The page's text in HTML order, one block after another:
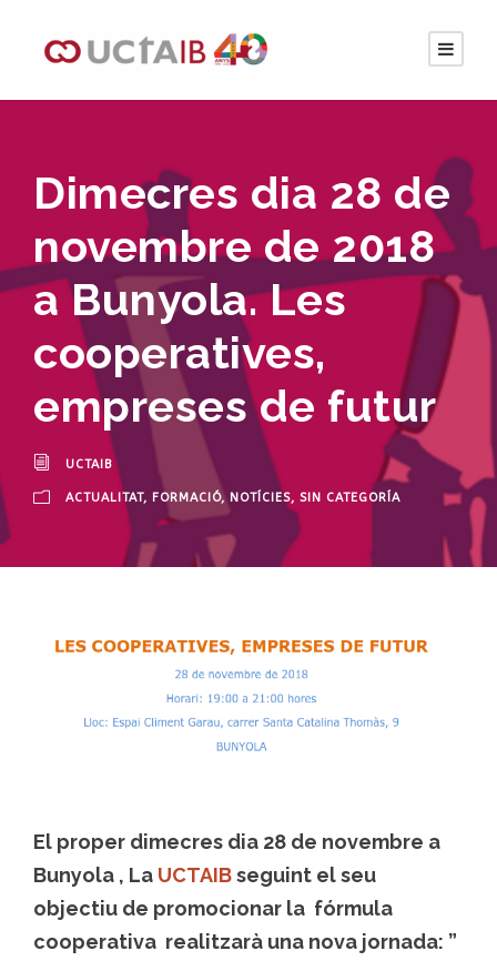
Dimecres dia 28 de
novembre de 2018
a Bunyola. Les
cooperatives,
empreses de futur
UCTAIB
ACTUALITAT, FORMACIÓ, NOTÍCIES, SIN CATEGORÍA
El proper dimecres dia 28 de novembre a
Bunyola , La UCTAIBseguint el seu
objectiu de promocionar la fórmula
cooperativa realitzarà una nova jornada: ”